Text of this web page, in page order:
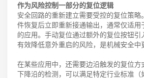
作为风险控制一部分的复位逻辑
安全回路的重新建立需要受控的复位策
件恢复后立即重新接通输出，通常仅适用
的应用。手动复位通过额外的复位按钮
有效降低意外重启的风险，是机械安全中
在某些应用中，还需要边沿触发的复位方
下降沿的检测，可以满足特定行业标准（